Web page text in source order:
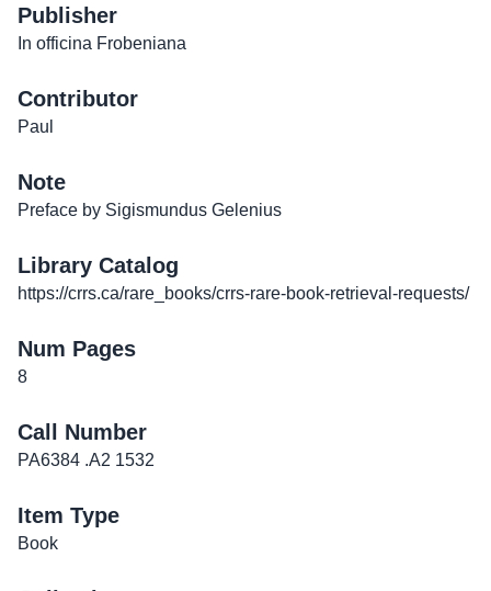
Publisher
In officina Frobeniana
Contributor
Paul
Note
Preface by Sigismundus Gelenius
Library Catalog
https://crrs.ca/rare_books/crrs-rare-book-retrieval-requests/
Num Pages
8
Call Number
PA6384 .A2 1532
Item Type
Book